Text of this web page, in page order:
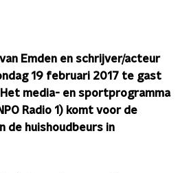
Emden en schrijver/acteur
19 februari 2017 te gast
media- en sportprogramma
Radio 1) komt voor de
de huishoudbeurs in